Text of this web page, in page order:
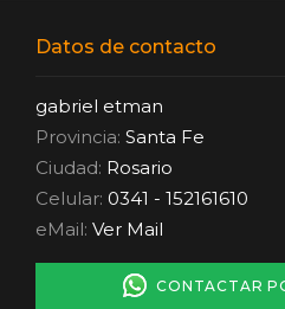
Datos de contacto
gabriel etman
Provincia: Santa Fe
Ciudad: Rosario
Celular: 0341 - 152161610
eMail: Ver Mail
CONTACTAR